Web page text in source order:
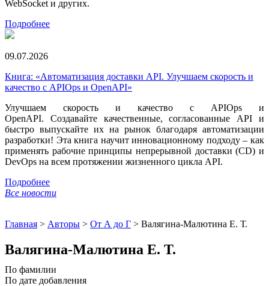
WebSocket и других.
Подробнее
09.07.2026
Книга: «Автоматизация доставки API. Улучшаем скорость и
качество с APIOps и OpenAPI»
Улучшаем скорость и качество с APIOps и
OpenAPI. Создавайте качественные, согласованные API и
быстро выпускайте их на рынок благодаря автоматизации
разработки! Эта книга научит инновационному подходу – как
применять рабочие принципы непрерывной доставки (CD) и
DevOps на всем протяжении жизненного цикла API.
Подробнее
Все новости
Главная > Авторы > От А до Г > Валягина-Малютина Е. Т.
Валягина-Малютина Е. Т.
По фамилии
По дате добавления